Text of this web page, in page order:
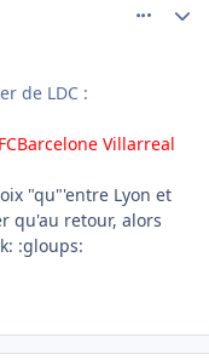
de LDC :
Villarreal
"qu"'entre Lyon et
qu'au retour, alors
:gloups: